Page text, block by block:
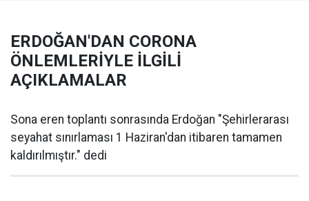
ERDOĞAN'DAN CORONA
ÖNLEMLERİYLE İLGİLİ
AÇIKLAMALAR
Sona eren toplantı sonrasında Erdoğan "Şehirlerarası
seyahat sınırlaması 1 Haziran'dan itibaren tamamen
kaldırılmıştır." dedi